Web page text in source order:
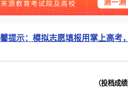
提示：模拟志愿填报用掌上高考
（投档成